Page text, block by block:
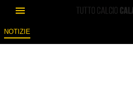
NOTIZIE